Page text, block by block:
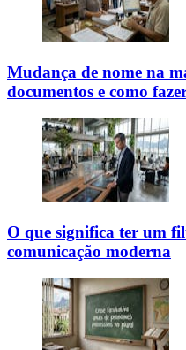
Mudança de nome na
documentos e como
O que significa ter um
comunicação moderna